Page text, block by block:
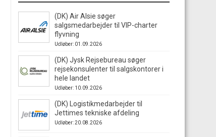
(DK) Air Alsie søger
salgsmedarbejder til VIP-charter
flyvning
Udløber: 01.09.2026
(DK) Jysk Rejsebureau søger
rejsekonsulenter til salgskontorer i
hele landet
Udløber: 10.09.2026
(DK) Logistikmedarbejder til
Jettimes tekniske afdeling
Udløber: 20.08.2026